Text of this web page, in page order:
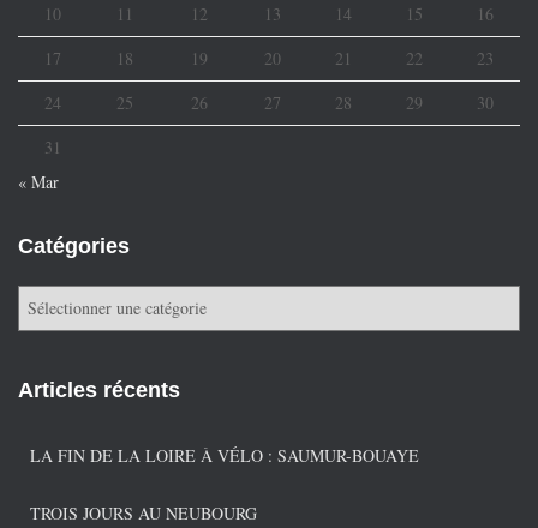
10
11 12 13 14 15
16
17
18 19 20 21 22
23
24
25 26 27 28 29
30
31
« Mar
Catégories
gArticles récents
LA FIN DE LA LOIRE À VÉLO : SAUMUR-BOUAYE
TROIS JOURS AU NEUBOURG